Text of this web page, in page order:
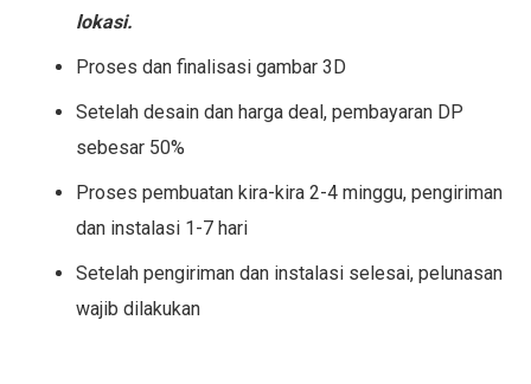
lokasi.
Proses dan finalisasi gambar 3D
Setelah desain dan harga deal, pembayaran DP
sebesar 50%
Proses pembuatan kira-kira 2-4 minggu, pengiriman
dan instalasi 1-7 hari
Setelah pengiriman dan instalasi selesai, pelunasan
wajib dilakukan